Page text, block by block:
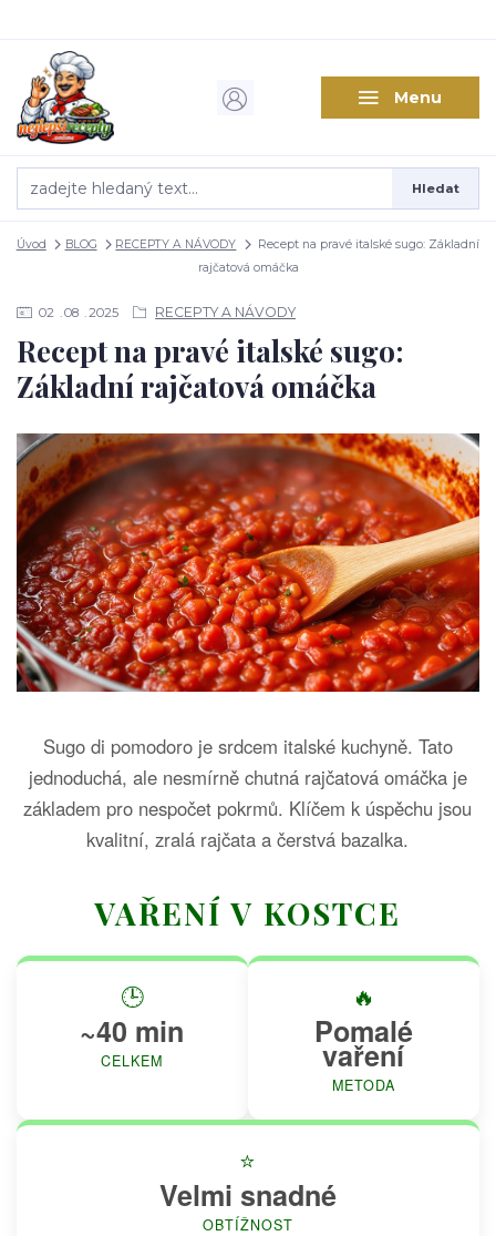
Menu
Hledat
Úvod BLOG RECEPTY A NÁVODY
Recept na pravé italské sugo: Základní
rajčatová omáčka
02 08 2025 RECEPTY A NÁVODY
Recept na pravé italské sugo:
Základní rajčatová omáčka
Sugo di pomodoro je srdcem italské kuchyně. Tato
jednoduchá, ale nesmírně chutná rajčatová omáčka je
základem pro nespočet pokrmů. Klíčem k úspěchu jsou
kvalitní, zralá rajčata a čerstvá bazalka.
VAŘENÍ V KOSTCE
🕒
~40 min
CELKEM
🔥
Pomalé
vaření
METODA
⭐
Velmi snadné
OBTÍŽNOST